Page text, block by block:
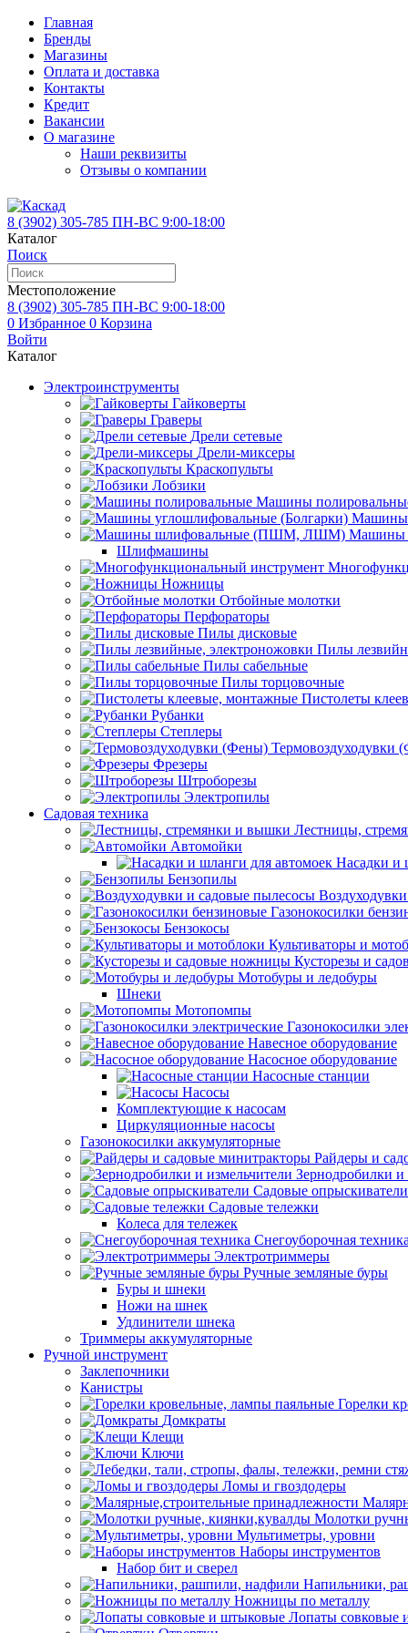
Главная
Бренды
Магазины
Оплата и доставка
Контакты
Кредит
Вакансии
О магазине
Наши реквизиты
Отзывы о компании
8 (3902) 305-785 ПН-ВС 9:00-18:00
Каталог
Поиск
Местоположение
8 (3902) 305-785 ПН-ВС 9:00-18:00
0 Избранное 0 Корзина
Войти
Каталог
Электроинструменты
Гайковерты
Граверы
Дрели сетевые
Дрели-миксеры
Краскопульты
Лобзики
Машины
Машины
Машины
Шлифмашины
Ножницы
Отбойные молотки
Перфораторы
Пилы дисковые
Пилы
Пилы сабельные
Пилы торцовочные
Пистолеты
Рубанки
Степлеры
Термовоздуходувки
Фрезеры
Штроборезы
Электропилы
Садовая техника
Лестницы,
Автомойки
Насадки и
Бензопилы
Газонокосилки
Бензокосы
Культиваторы и
Кусторезы и
Мотобуры и ледобуры
Шнеки
Мотопомпы
Газонокосилки
Навесное оборудование
Насосное оборудование
Насосные станции
Насосы
Комплектующие к насосам
Циркуляционные насосы
Газонокосилки аккумуляторные
Райдеры и
Зернодробилки и
Садовые опрыскиватели
Садовые тележки
Колеса для тележек
Снегоуборочная
Электротриммеры
Ручные земляные буры
Буры и шнеки
Ножи на шнек
Удлинители шнека
Триммеры аккумуляторные
Ручной инструмент
Заклепочники
Канистры
Горелки
Домкраты
Клещи
Ключи
Ломы и гвоздодеры
Молотки
Мультиметры, уровни
Наборы инструментов
Набор бит и сверел
Напильники,
Ножницы по металлу
Лопаты совковые